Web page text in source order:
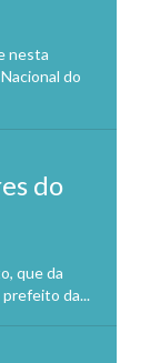
nesta
do
do
que da
prefeito da...